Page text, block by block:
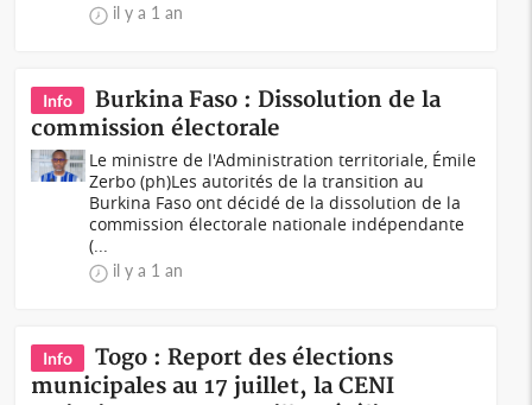
il y a 1 an
Info
Burkina Faso : Dissolution de la
commission électorale
Le ministre de l'Administration territoriale, Émile
Zerbo (ph)Les autorités de la transition au
Burkina Faso ont décidé de la dissolution de la
commission électorale nationale indépendante
(...
il y a 1 an
Info
Togo : Report des élections
municipales au 17 juillet, la CENI